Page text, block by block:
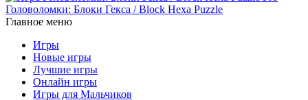
Головоломки: Блоки Гекса / Block Hexa Puzzle
Главное меню
Игры
Новые игры
Лучшие игры
Онлайн игры
Игры для Мальчиков